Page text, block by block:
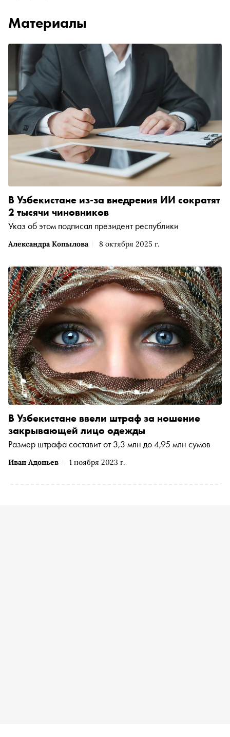
Материалы
Александра Копылова 8 октября 2025 г.
В Узбекистане из-за внедрения ИИ сократят
2 тысячи чиновников
Указ об этом подписал президент республики
Иван Адоньев 1 ноября 2023 г.
В Узбекистане ввели штраф за ношение
закрывающей лицо одежды
Размер штрафа составит от 3,3 млн до 4,95 млн сумов